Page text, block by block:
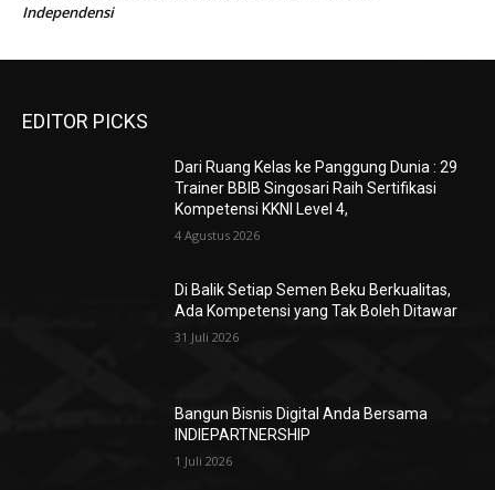
Independensi
EDITOR PICKS
Dari Ruang Kelas ke Panggung Dunia : 29
Trainer BBIB Singosari Raih Sertifikasi
Kompetensi KKNI Level 4,
4 Agustus 2026
Di Balik Setiap Semen Beku Berkualitas,
Ada Kompetensi yang Tak Boleh Ditawar
31 Juli 2026
Bangun Bisnis Digital Anda Bersama
INDIEPARTNERSHIP
1 Juli 2026